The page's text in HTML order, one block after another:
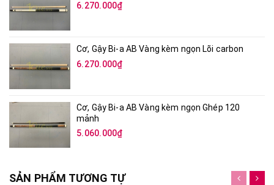
6.270.000₫
Cơ, Gậy Bi-a AB Vàng kèm ngọn Lõi carbon
6.270.000₫
Cơ, Gậy Bi-a AB Vàng kèm ngọn Ghép 120
mảnh
5.060.000₫
SẢN PHẨM TƯƠNG TỰ